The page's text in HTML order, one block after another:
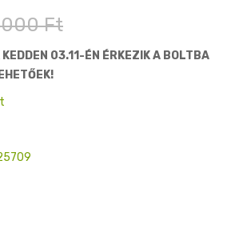
Ft
KEDDEN 03.11-ÉN ÉRKEZIK A BOLTBA